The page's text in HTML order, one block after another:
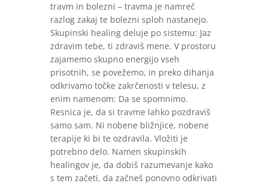
travm in bolezni – travma je namreč
razlog zakaj te bolezni sploh nastanejo.
Skupinski healing deluje po sistemu: Jaz
zdravim tebe, ti zdraviš mene. V prostoru
zajamemo skupno energijo vseh
prisotnih, se povežemo, in preko dihanja
odkrivamo točke zakrčenosti v telesu, z
enim namenom: Da se spomnimo.
Resnica je, da si travme lahko pozdraviš
samo sam. Ni nobene bližnjice, nobene
terapije ki bi te ozdravila. Vložiti je
potrebno delo. Namen skupinskih
healingov je, da dobiš razumevanje kako
s tem začeti, da začneš ponovno odkrivati